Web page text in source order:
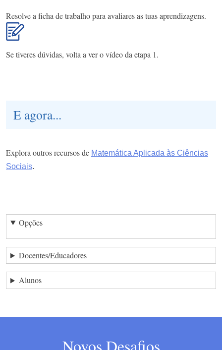
Resolve a ficha de trabalho para avaliares as tuas aprendizagens.
Se tiveres dúvidas, volta a ver o vídeo da etapa 1.
E agora...
Explora outros recursos de Matemática Aplicada às Ciências
Sociais.
Opções
Docentes/Educadores
Alunos
Novos Desafios